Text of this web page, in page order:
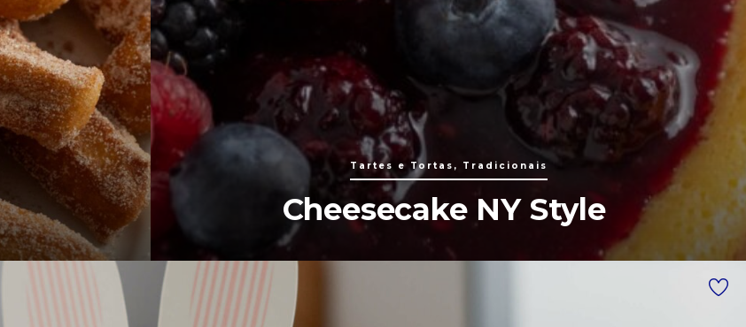
Tartes e Tortas, Tradicionais
Cheesecake NY Style